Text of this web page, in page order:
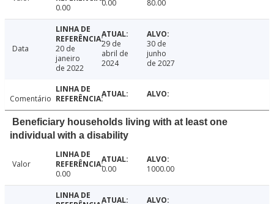
0.00
0.00 80.00
Data
20 de
janeiro
de 2022
29 de
abril de
2024
30 de
junho
de 2027
Comentário
Beneficiary households living with at least one
individual with a disability
Valor
0.00
0.00 1000.00